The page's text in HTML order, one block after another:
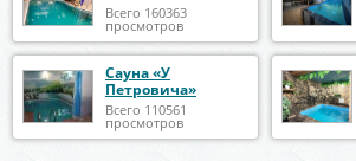
Всего 160363
просмотров
Сауна «У
Петровича»
Всего 110561
просмотров